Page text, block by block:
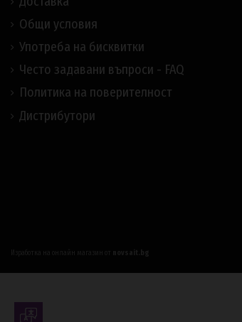
Общи условия
Употреба на бисквитки
Често задавани въпроси - FAQ
Политика на поверителност
Дистрибутори
Изработка на онлайн магазин от novsait.bg